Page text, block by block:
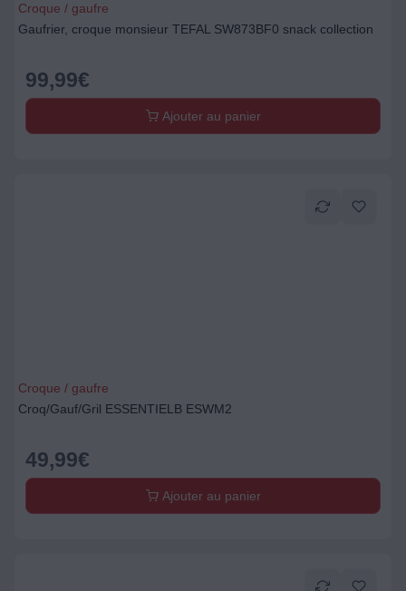
Croque / gaufre
Gaufrier, croque monsieur TEFAL SW873BF0 snack collection
99,99€
Ajouter au panier
Croque / gaufre
Croq/Gauf/Gril ESSENTIELB ESWM2
49,99€
Ajouter au panier